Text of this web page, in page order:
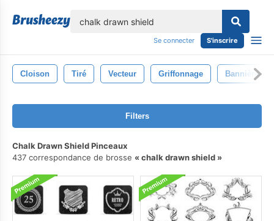
Se connecter S'inscrire
Cloison Tiré Vecteur Griffonnage Bannière
Filters
Chalk Drawn Shield Pinceaux
437 correspondance de brosse
chalk drawn shield